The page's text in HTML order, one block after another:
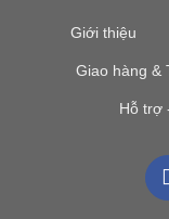
Giới thiệu
Giao hàng &
Hỗ trợ